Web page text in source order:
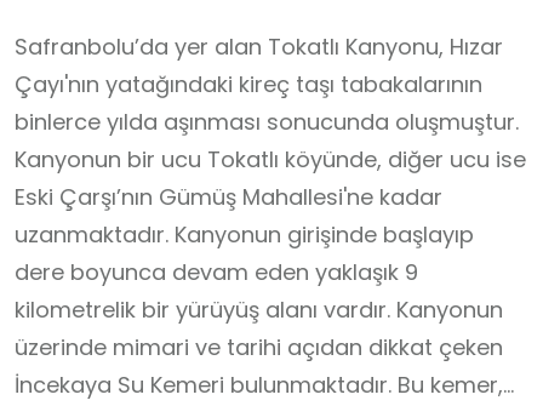
Safranbolu’da yer alan Tokatlı Kanyonu, Hızar
Çayı'nın yatağındaki kireç taşı tabakalarının
binlerce yılda aşınması sonucunda oluşmuştur.
Kanyonun bir ucu Tokatlı köyünde, diğer ucu ise
Eski Çarşı’nın Gümüş Mahallesi'ne kadar
uzanmaktadır. Kanyonun girişinde başlayıp
dere boyunca devam eden yaklaşık 9
kilometrelik bir yürüyüş alanı vardır. Kanyonun
üzerinde mimari ve tarihi açıdan dikkat çeken
İncekaya Su Kemeri bulunmaktadır. Bu kemer,